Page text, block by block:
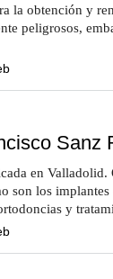
la obtención y
peligrosos,
Sanz
en
son los
y